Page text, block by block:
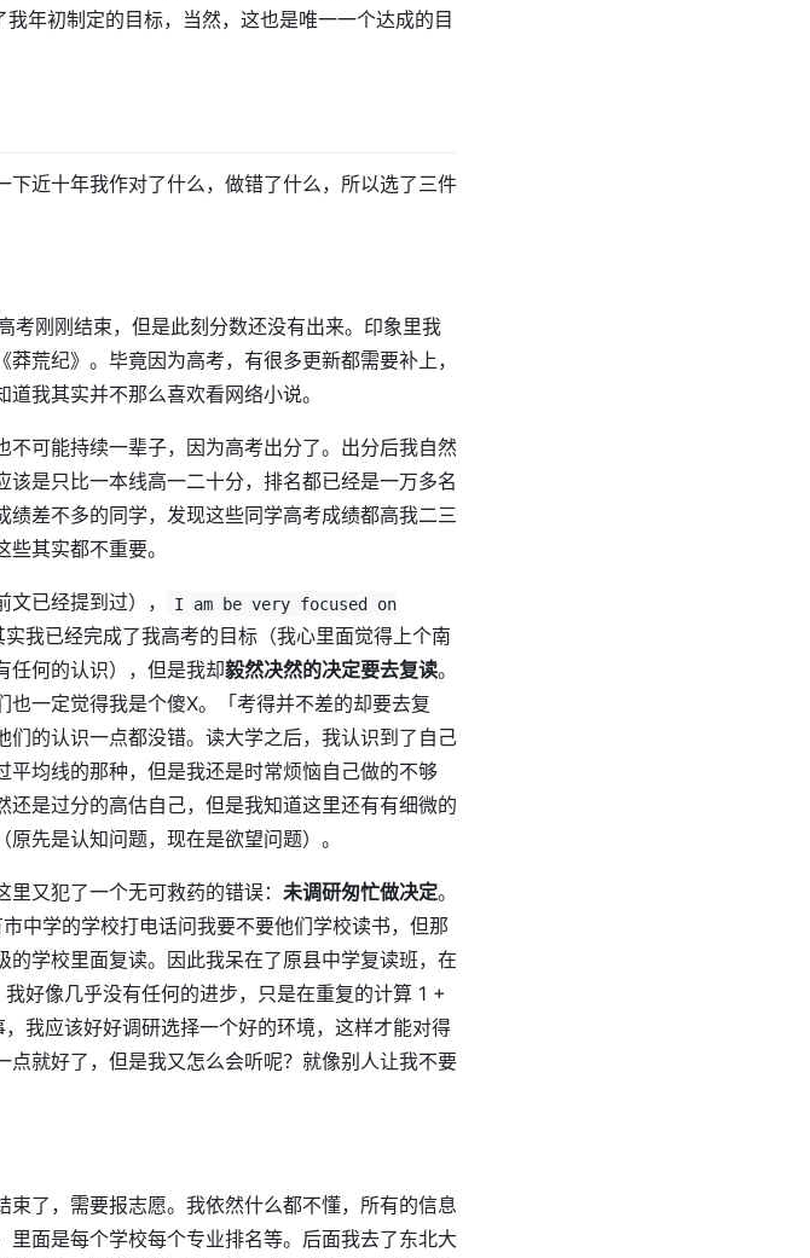
年初制定的目标，当然，这也是唯一一个达成的目
近十年我作对了什么，做错了什么，所以选了三件
刚刚结束，但是此刻分数还没有出来。印象里我
荒纪》。毕竟因为高考，有很多更新都需要补上，
我其实并不那么喜欢看网络小说。
可能持续一辈子，因为高考出分了。出分后我自然
是只比一本线高一二十分，排名都已经是一万多名
差不多的同学，发现这些同学高考成绩都高我二三
其实都不重要。
已经提到过），
I am be very focused on
我已经完成了我高考的目标（我心里面觉得上个南
任何的认识），但是我却毅然决然的决定要去复读。
一定觉得我是个傻X。「考得并不差的却要去复
的认识一点都没错。读大学之后，我认识到了自己
均线的那种，但是我还是时常烦恼自己做的不够
是过分的高估自己，但是我知道这里还有有细微的
先是认知问题，现在是欲望问题）。
又犯了一个无可救药的错误： 未调研匆忙做决定。
中学的学校打电话问我要不要他们学校读书，但那
学校里面复读。因此我呆在了原县中学复读班，在
好像几乎没有任何的进步，只是在重复的计算 1 +
我应该好好调研选择一个好的环境，这样才能对得
就好了，但是我又怎么会听呢？就像别人让我不要
了，需要报志愿。我依然什么都不懂，所有的信息
面是每个学校每个专业排名等。后面我去了东北大